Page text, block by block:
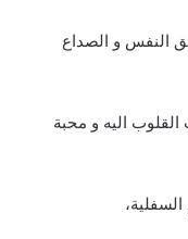
النفس و الصداع
اليه و محبة